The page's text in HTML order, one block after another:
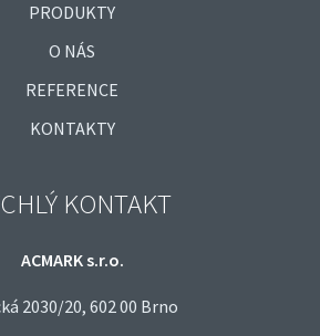
PRODUKTY
O NÁS
REFERENCE
KONTAKTY
KONTAKT
ACMARK s.r.o.
2030/20, 602 00 Brno